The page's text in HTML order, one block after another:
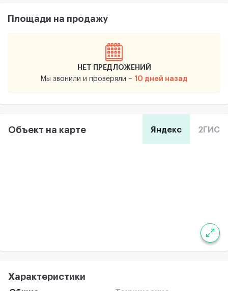
Площади на продажу
НЕТ ПРЕДЛОЖЕНИЙ
Мы звонили и проверяли – 10 дней назад
Объект на карте Яндекс 2ГИС
Характеристики